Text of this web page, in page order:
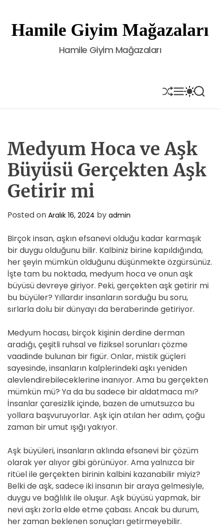
t
Hamile Giyim Mağazaları
Hamile Giyim Mağazaları
S
H
U
M
E
N
S
W
I
C
O
O
R
S
E
A
Medyum Hoca ve Aşk
Büyüsü Gerçekten Aşk
Getirir mi
Posted on Aralık 16, 2024 by admin
Birçok insan, aşkın efsanevi olduğu kadar karmaşık
bir duygu olduğunu bilir. Kalbiniz birine kapıldığında,
her şeyin mümkün olduğunu düşünmekte özgürsünüz.
İşte tam bu noktada, medyum hoca ve onun aşk
büyüsü devreye giriyor. Peki, gerçekten aşk getirir mi
bu büyüler? Yıllardır insanların sorduğu bu soru,
sırlarla dolu bir dünyayı da beraberinde getiriyor.
Medyum hocası, birçok kişinin derdine derman
aradığı, çeşitli ruhsal ve fiziksel sorunları çözme
vaadinde bulunan bir figür. Onlar, mistik güçleri
sayesinde, insanların kalplerindeki aşkı yeniden
alevlendirebileceklerine inanıyor. Ama bu gerçekten
mümkün mü? Ya da bu sadece bir aldatmaca mı?
İnsanlar çaresizlik içinde, bazen de umutsuzca bu
yollara başvuruyorlar. Aşk için atılan her adım, çoğu
zaman bir umut ışığı yakıyor.
Aşk büyüleri, insanların aklında efsanevi bir çözüm
olarak yer alıyor gibi görünüyor. Ama yalnızca bir
ritüel ile gerçekten birinin kalbini kazanabilir miyiz?
Belki de aşk, sadece iki insanın bir araya gelmesiyle,
duygu ve bağlılık ile oluşur. Aşk büyüsü yapmak, bir
nevi aşkı zorla elde etme çabası. Ancak bu durum,
her zaman beklenen sonuçları getirmeyebilir.